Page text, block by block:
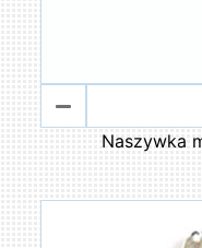
Naszywka